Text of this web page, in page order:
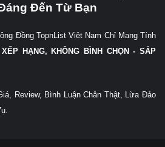
Đến Từ Bạn
Đồng TopnList Việt Nam Chỉ Mang Tính
XẾP HẠNG, KHÔNG BÌNH CHỌN - SẮP
Review, Bình Luận Chân Thật, Lừa Đảo